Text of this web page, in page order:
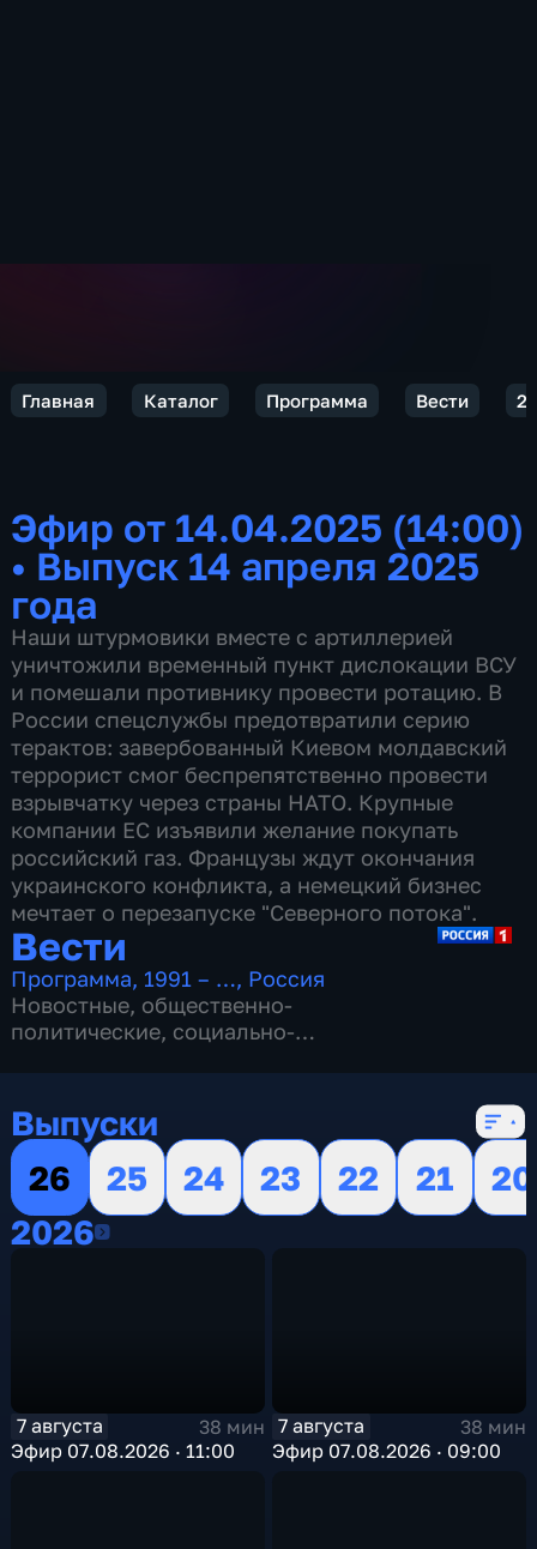
Главная Каталог Программа Вести
Эфир от 14.04.2025 (14:00)
• Выпуск 14 апреля 2025
года
Наши штурмовики вместе с артиллерией
уничтожили временный пункт дислокации ВСУ
и помешали противнику провести ротацию. В
России спецслужбы предотвратили серию
терактов: завербованный Киевом молдавский
террорист смог беспрепятственно провести
взрывчатку через страны НАТО. Крупные
компании ЕС изъявили желание покупать
российский газ. Французы ждут окончания
украинского конфликта, а немецкий бизнес
мечтает о перезапуске "Северного потока".
Вести
Программа, 1991 – …, Россия
Новостные, общественно-
политические, социально-
Выпуски
26
25 24 23 22 21
20
20262026
7 августа
38 мин
Эфир 07.08.2026 · 11:00
7 августа
38 мин
Эфир 07.08.2026 · 09:00